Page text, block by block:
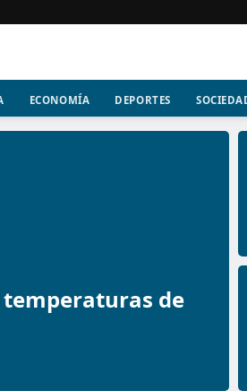
ECONOMÍA DEPORTES
de